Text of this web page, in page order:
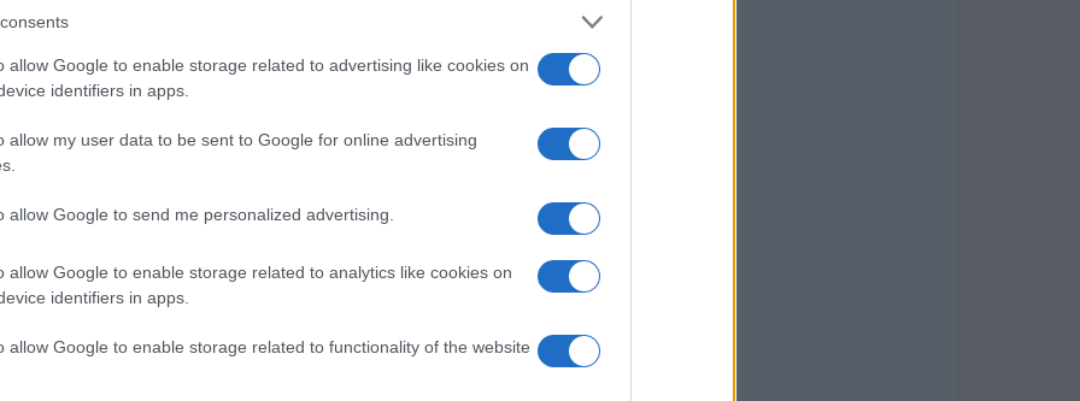
allow Google to enable storage related to advertising like cookies on
identifiers in apps.
allow my user data to be sent to Google for online advertising
allow Google to send me personalized advertising.
allow Google to enable storage related to analytics like cookies on
identifiers in apps.
allow Google to enable storage related to functionality of the website
gestione più sostenibile delle risorse
per garantire che tutti i suoi prodotti siano
fine vita, riducendo così i rifiuti elettronici.
rinnovabili per promuovere l’uso di fonti
I fatti sono questi: l’azienda ha già
oltre il 100% del suo fabbisogno
L’obiettivo è espandere ulteriormente
e partner per incrementare l’uso di fonti